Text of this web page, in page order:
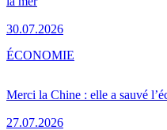
30.07.2026
Merci la Chine : elle a sauvé
27.07.2026
ÉCONOMIE